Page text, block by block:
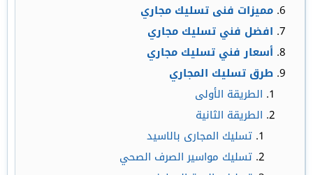
مميزات فنى تسليك مجاري
افضل فني تسليك مجاري
أسعار فني تسليك مجاري
طرق تسليك المجاري
الطريقة الأولى
الطريقة الثانية
تسليك المجارى بالاسيد
تسليك مواسير الصرف الصحي